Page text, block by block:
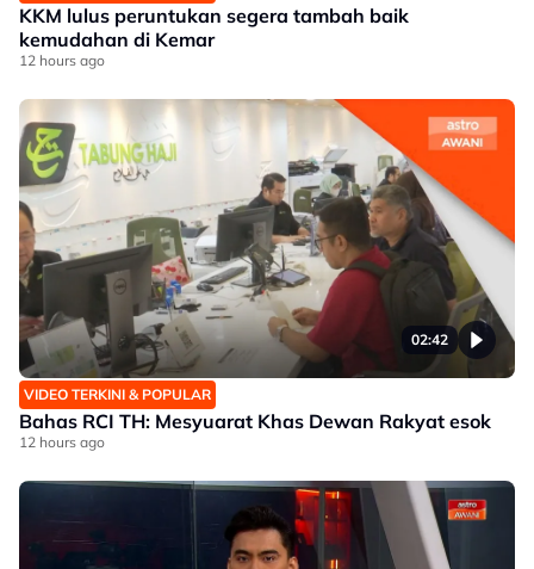
KKM lulus peruntukan segera tambah baik
kemudahan di Kemar
12 hours ago
02:42
VIDEO TERKINI & POPULAR
Bahas RCI TH: Mesyuarat Khas Dewan Rakyat esok
12 hours ago